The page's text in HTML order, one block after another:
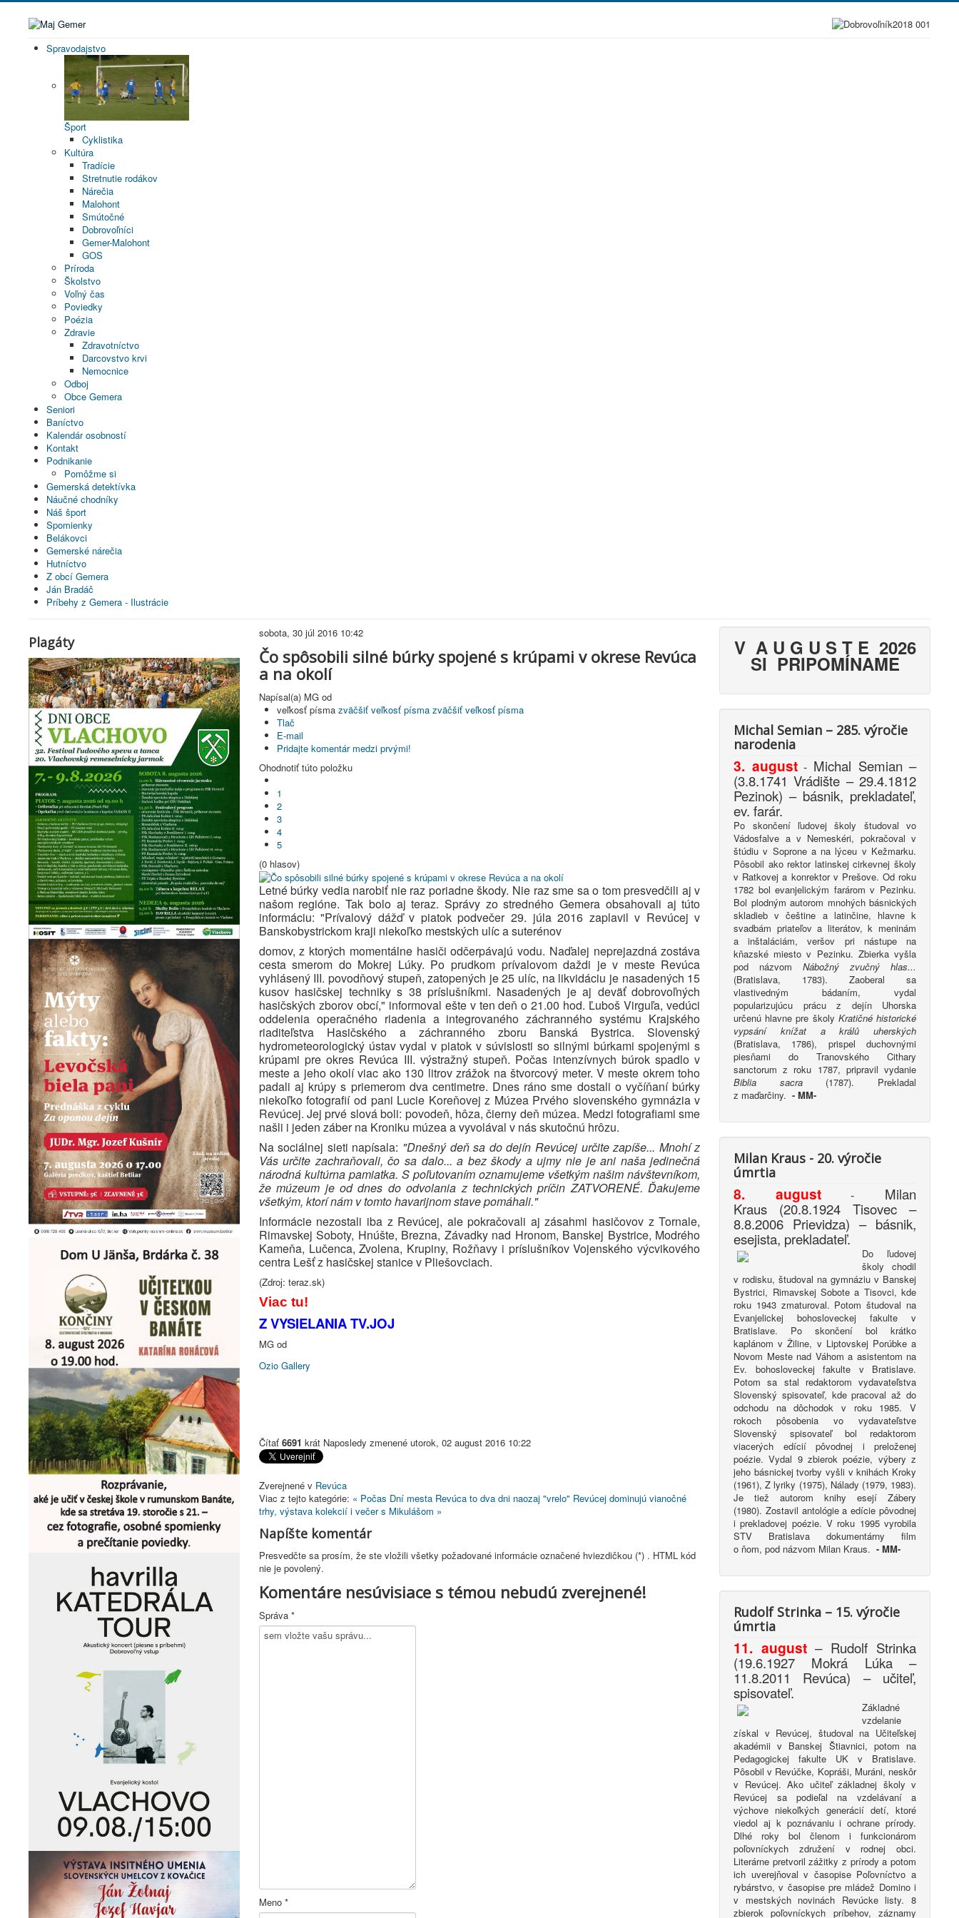
Spravodajstvo
Šport
Cyklistika
Kultúra
Tradície
Stretnutie rodákov
Nárečia
Malohont
Smútočné
Dobrovoľníci
Gemer-Malohont
GOS
Príroda
Školstvo
Voľný čas
Poviedky
Poézia
Zdravie
Zdravotníctvo
Darcovstvo krvi
Nemocnice
Odboj
Obce Gemera
Seniori
Baníctvo
Kalendár osobností
Kontakt
Podnikanie
Pomôžme si
Gemerská detektívka
Náučné chodníky
Náš šport
Spomienky
Belákovci
Gemerské nárečia
Hutníctvo
Z obcí Gemera
Ján Bradáč
Príbehy z Gemera - Ilustrácie
Plagáty
sobota, 30 júl 2016 10:42
Čo spôsobili silné búrky spojené s krúpami v okrese Revúca
a na okolí
Napísal(a) MG od
veľkosť písma zväčšiť veľkosť písma zväčšiť veľkosť písma
Tlač
E-mail
Pridajte komentár medzi prvými!
Ohodnotiť túto položku
1
2
3
4
5
(0 hlasov)
Letné búrky vedia narobiť nie raz poriadne škody. Nie raz sme sa o tom presvedčili aj v
našom regióne. Tak bolo aj teraz. Správy zo stredného Gemera obsahovali aj túto
informáciu: "Prívalový dážď v piatok podvečer 29. júla 2016 zaplavil v Revúcej v
Banskobystrickom kraji niekoľko mestských ulíc a suterénov
domov, z ktorých momentálne hasiči odčerpávajú vodu. Naďalej neprejazdná zostáva
cesta smerom do Mokrej Lúky. Po prudkom prívalovom daždi je v meste Revúca
vyhlásený III. povodňový stupeň, zatopených je 25 ulíc, na likvidáciu je nasadených 15
kusov hasičskej techniky s 38 príslušníkmi. Nasadených je aj deväť dobrovoľných
hasičských zborov obcí," informoval ešte v ten deň o 21.00 hod. Ľuboš Virguľa, vedúci
oddelenia operačného riadenia a integrovaného záchranného systému Krajského
riaditeľstva Hasičského a záchranného zboru Banská Bystrica.Slovenský
hydrometeorologický ústav vydal v piatok v súvislosti so silnými búrkami spojenými s
krúpami pre okres Revúca III. výstražný stupeň. Počas intenzívnych búrok spadlo v
meste a jeho okolí viac ako 130 litrov zrážok na štvorcový meter. V meste okrem toho
padali aj krúpy s priemerom dva centimetre. Dnes ráno sme dostali o vyčíňaní búrky
niekoľko fotografií od pani Lucie Koreňovej z Múzea Prvého slovenského gymnázia v
Revúcej. Jej prvé slová boli: povodeň, hôza, čierny deň múzea. Medzi fotografiami sme
našli i jeden záber na Kroniku múzea a vyvolával v nás skutočnú hrôzu.
Na sociálnej sieti napísala: "Dnešný deň sa do dejín Revúcej určite zapíše... Mnohí z
Vás určite zachraňovali, čo sa dalo... a bez škody a ujmy nie je ani naša jedinečná
národná kultúrna pamiatka. S poľutovaním oznamujeme všetkým našim návštevníkom,
že múzeum je od dnes do odvolania z technických príčin ZATVORENÉ. Ďakujeme
všetkým, ktorí nám v tomto havarijnom stave pomáhali."
Informácie nezostali iba z Revúcej, ale pokračovali aj zásahmi hasičovov z Tornale,
Rimavskej Soboty, Hnúšte, Brezna, Závadky nad Hronom, Banskej Bystrice, Modrého
Kameňa, Lučenca, Zvolena, Krupiny, Rožňavy i príslušníkov Vojenského výcvikového
centra Lešť z hasičskej stanice v Pliešovciach.
(Zdroj: teraz.sk)
Viac tu!
Z VYSIELANIATV.JOJ
MG od
Ozio Gallery
Čítať 6691 krát Naposledy zmenené utorok, 02 august 2016 10:22
Zverejnené v Revúca
Viac z tejto kategórie: « Počas Dní mesta Revúca to dva dni naozaj "vrelo" Revúcej dominujú vianočné
trhy, výstava kolekcií i večer s Mikulášom »
Napíšte komentár
Presvedčte sa prosím, že ste vložili všetky požadované informácie označené hviezdičkou (*) . HTML kód
nie je povolený.
Komentáre nesúvisiace s témou nebudú zverejnené!
Správa *
Meno *
V A U G U S T E 2026
SI PRIPOMÍNAME
Michal Semian – 285. výročie
narodenia
3. august-Michal Semian –
(3.8.1741 Vrádište – 29.4.1812
Pezinok) – básnik, prekladateľ,
ev. farár.
Po skončení ľudovej školy študoval vo
Vádosfalve a v Nemeskéri, pokračoval v
štúdiu v Soprone a na lýceu v Kežmarku.
Pôsobil ako rektor latinskej cirkevnej školy
v Ratkovej a konrektor v Prešove. Od roku
1782 bol evanjelickým farárom v Pezinku.
Bol plodným autorom mnohých básnických
skladieb v češtine a latinčine, hlavne k
svadbám priateľov a literátov, k meninám
a inštaláciám, veršov pri nástupe na
kňazské miesto v Pezinku. Zbierka vyšla
pod názvomNábožný zvučný hlas...
(Bratislava, 1783). Zaoberal sa
vlastivedným bádaním, vydal
popularizujúcu prácu z dejín Uhorska
určenú hlavne pre školy Kratičné historické
vypsání knížat a králů uherských
(Bratislava, 1786), prispel duchovnými
piesňami do Tranovského Cithary
sanctorum z roku 1787, pripravil vydanie
Biblia sacra (1787). Prekladal
z maďarčiny. -MM-
Milan Kraus - 20. výročie
úmrtia
8. august- Milan
Kraus (20.8.1924 Tisovec –
8.8.2006 Prievidza) – básnik,
esejista, prekladateľ.
Do ľudovej
školy chodil
v rodisku, študoval na gymnáziu v Banskej
Bystrici, Rimavskej Sobote a Tisovci, kde
roku 1943 zmaturoval. Potom študoval na
Evanjelickej bohosloveckej fakulte v
Bratislave. Po skončení bol krátko
kaplánom v Žiline, v Liptovskej Porúbke a
Novom Meste nad Váhom a asistentom na
Ev. bohosloveckej fakulte v Bratislave.
Potom sa stal redaktorom vydavateľstva
Slovenský spisovateľ, kde pracoval až do
odchodu na dôchodok v roku 1985. V
rokoch pôsobenia vo vydavateľstve
Slovenský spisovateľ bol redaktorom
viacerých edícií pôvodnej i preloženej
poézie. Vydal 9 zbierok poézie, výbery z
jeho básnickej tvorby vyšli v knihách Kroky
(1961), Z lyriky (1975), Nálady (1979, 1983).
Je tiež autorom knihy esejí Zábery
(1980). Zostavil antológie a edície pôvodnej
i prekladovej poézie. V roku 1995 vyrobila
STV Bratislava dokumentárny film
o ňom, pod názvom Milan Kraus. -MM-
Rudolf Strinka – 15. výročie
úmrtia
11. august – Rudolf Strinka
(19.6.1927 Mokrá Lúka –
11.8.2011 Revúca) – učiteľ,
spisovateľ.
Základné
vzdelanie
získal v Revúcej, študoval na Učiteľskej
akadémii v Banskej Štiavnici, potom na
Pedagogickej fakulte UK v Bratislave.
Pôsobil v Revúčke, Kopráši, Muráni, neskôr
v Revúcej. Ako učiteľ základnej školy v
Revúcej sa podieľal na vzdelávaní a
výchove niekoľkých generácií detí, ktoré
viedol aj k poznávaniu i ochrane prírody.
Dlhé roky bol členom i funkcionárom
poľovníckych združení v rodnej obci.
Literárne pretvoril zážitky z prírody a potom
ich uverejňoval v časopise Poľovníctvo a
rybárstvo, v časopise pre mládež Domino i
v mestských novinách Revúcke listy. 8
zbierok poľovníckych príbehov, záznamy